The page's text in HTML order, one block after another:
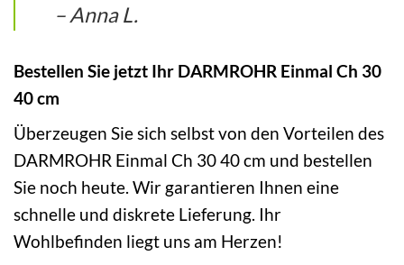
– Anna L.
Bestellen Sie jetzt Ihr DARMROHR Einmal Ch 30
40 cm
Überzeugen Sie sich selbst von den Vorteilen des
DARMROHR Einmal Ch 30 40 cm und bestellen
Sie noch heute. Wir garantieren Ihnen eine
schnelle und diskrete Lieferung. Ihr
Wohlbefinden liegt uns am Herzen!